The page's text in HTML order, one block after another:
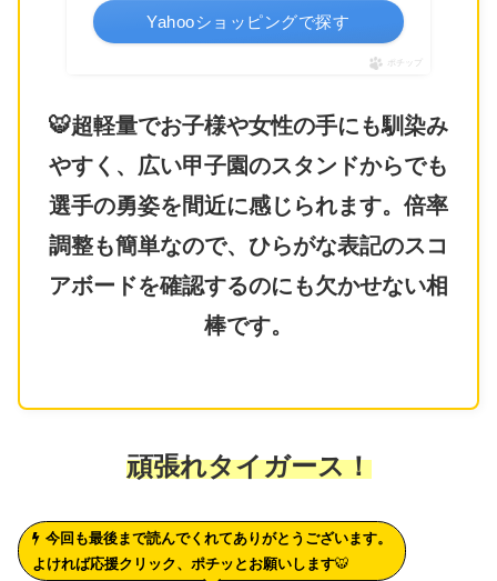
Yahooショッピングで探す
ポチップ
🐯超軽量でお子様や女性の手にも馴染み
やすく、広い甲子園のスタンドからでも
選手の勇姿を間近に感じられます。倍率
調整も簡単なので、ひらがな表記のスコ
アボードを確認するのにも欠かせない相
棒です。
頑張れタイガース！
今回も最後まで読んでくれてありがとうございます。
よければ応援クリック、ポチッとお願いします🐯